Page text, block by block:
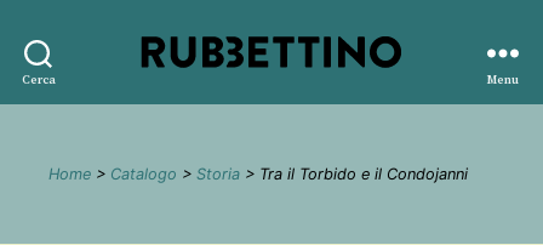
Cerca
editore
Menu
Home > Catalogo > Storia > Tra il Torbido e il Condojanni